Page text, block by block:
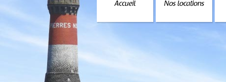
Accueil Nos locations